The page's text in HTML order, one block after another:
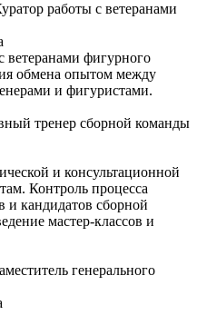
работы с ветеранами
ветеранами фигурного
обмена опытом между
и фигуристами.
тренер сборной команды
и консультационной
Контроль процесса
и кандидатов сборной
мастер-классов и
генерального